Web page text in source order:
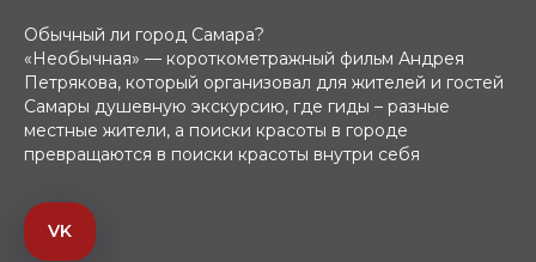
Обычный ли город Самара?
«Необычная» — короткометражный фильм Андрея
Петрякова, который организовал для жителей и гостей
Самары душевную экскурсию, где гиды – разные
местные жители, а поиски красоты в городе
превращаются в поиски красоты внутри себя
VK